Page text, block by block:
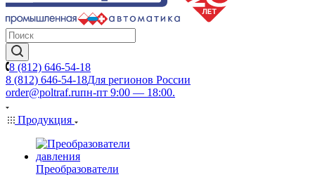
8 (812) 646-54-18
8 (812) 646-54-18Для регионов России
order@poltraf.ruпн-пт 9:00 — 18:00.
Продукция
Преобразователи